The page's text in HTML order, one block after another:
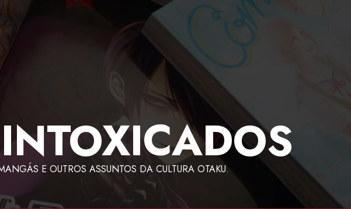
E OUTROS ASSUNTOS DA CULTURA OTAKU.